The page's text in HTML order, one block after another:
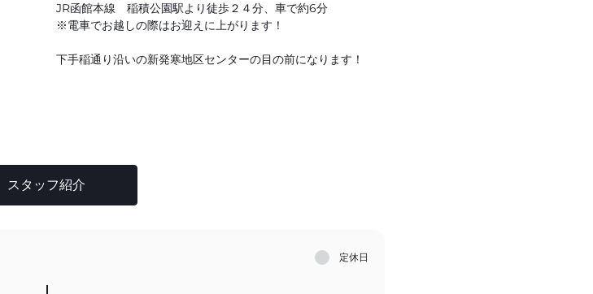
JR函館本線 稲積公園駅より徒歩２４分、車で約6分
※電車でお越しの際はお迎えに上がります！
下手稲通り沿いの新発寒地区センターの目の前になります！
スタッフ紹介
定休日